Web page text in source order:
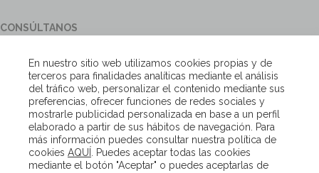
CONSÚLTANOS
encantados
Escríbenos
Copyright – Van Beveren 2020
En nuestro sitio web utilizamos cookies propias y de
terceros para finalidades analíticas mediante el análisis
del tráfico web, personalizar el contenido mediante sus
preferencias, ofrecer funciones de redes sociales y
mostrarle publicidad personalizada en base a un perfil
elaborado a partir de sus hábitos de navegación. Para
más información puedes consultar nuestra política de
cookies AQUÍ
. Puedes aceptar todas las cookies
mediante el botón "Aceptar" o puedes aceptarlas de